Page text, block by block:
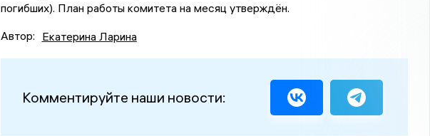
погибших). План работы комитета на месяц утверждён.
Автор: Екатерина Ларина
Комментируйте наши новости: